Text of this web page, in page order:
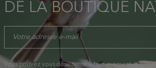
DE LA BOUTIQUE
Vous pouvez vous désinscrire à tout moment.